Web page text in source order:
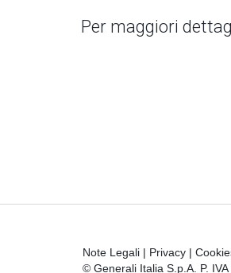
Per maggiori
Note Legali | Privacy |
© Generali Italia S.p.A. P.